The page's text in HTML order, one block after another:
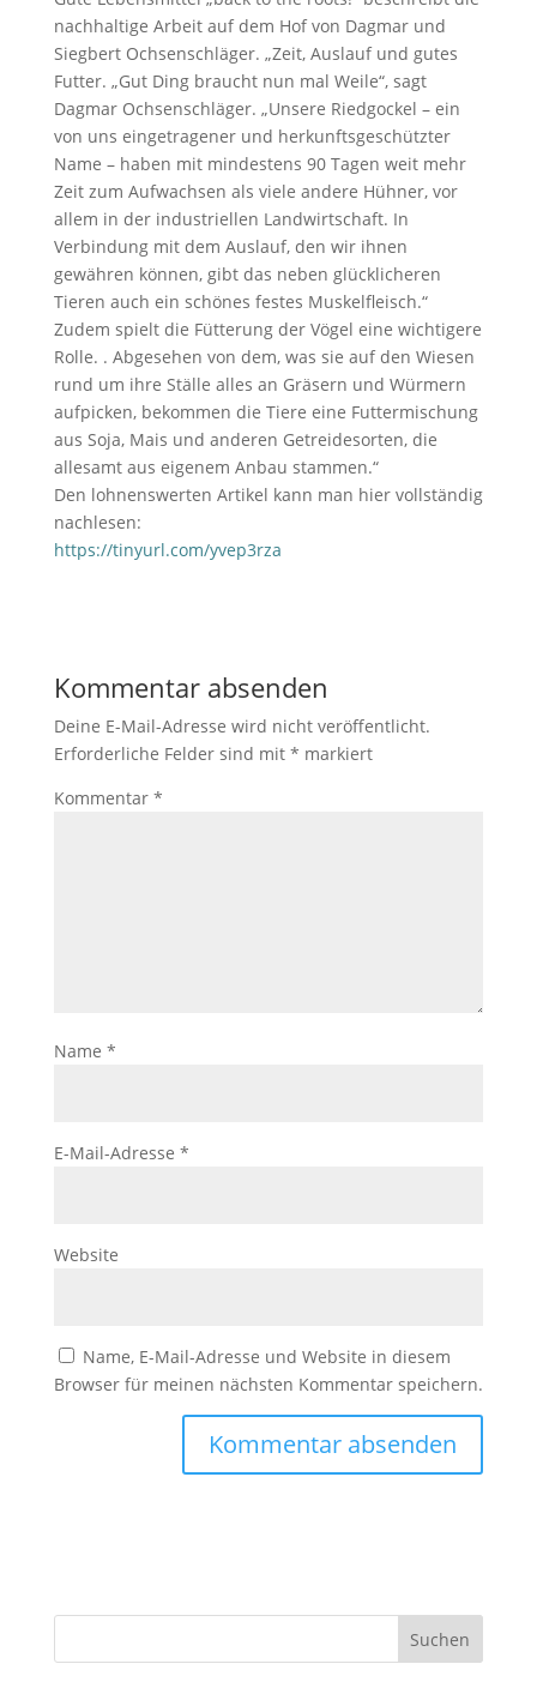
nachhaltige Arbeit auf dem Hof von Dagmar und
Siegbert Ochsenschläger. „Zeit, Auslauf und gutes
Futter. „Gut Ding braucht nun mal Weile“, sagt
Dagmar Ochsenschläger. „Unsere Riedgockel – ein
von uns eingetragener und herkunftsgeschützter
Name – haben mit mindestens 90 Tagen weit mehr
Zeit zum Aufwachsen als viele andere Hühner, vor
allem in der industriellen Landwirtschaft. In
Verbindung mit dem Auslauf, den wir ihnen
gewähren können, gibt das neben glücklicheren
Tieren auch ein schönes festes Muskelfleisch.“
Zudem spielt die Fütterung der Vögel eine wichtigere
Rolle. . Abgesehen von dem, was sie auf den Wiesen
rund um ihre Ställe alles an Gräsern und Würmern
aufpicken, bekommen die Tiere eine Futtermischung
aus Soja, Mais und anderen Getreidesorten, die
allesamt aus eigenem Anbau stammen.“
Den lohnenswerten Artikel kann man hier vollständig
nachlesen:
https://tinyurl.com/yvep3rza
Kommentar absenden
Deine E-Mail-Adresse wird nicht veröffentlicht.
Erforderliche Felder sind mit * markiert
Kommentar *
Name *
E-Mail-Adresse *
Website
Name, E-Mail-Adresse und Website in diesem
Browser für meinen nächsten Kommentar speichern.